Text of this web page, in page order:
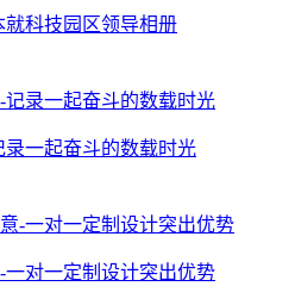
科技园区领导相册
一起奋斗的数载时光
对一定制设计突出优势